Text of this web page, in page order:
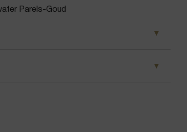
Parels-Goud